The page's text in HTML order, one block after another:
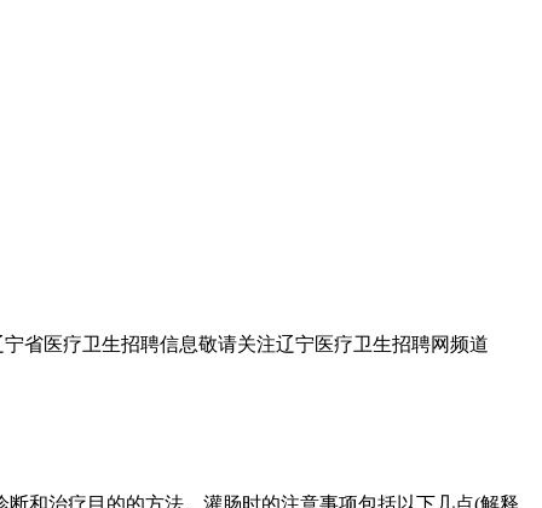
省医疗卫生招聘信息敬请关注辽宁医疗卫生招聘网频道
和治疗目的的方法。灌肠时的注意事项包括以下几点(解释